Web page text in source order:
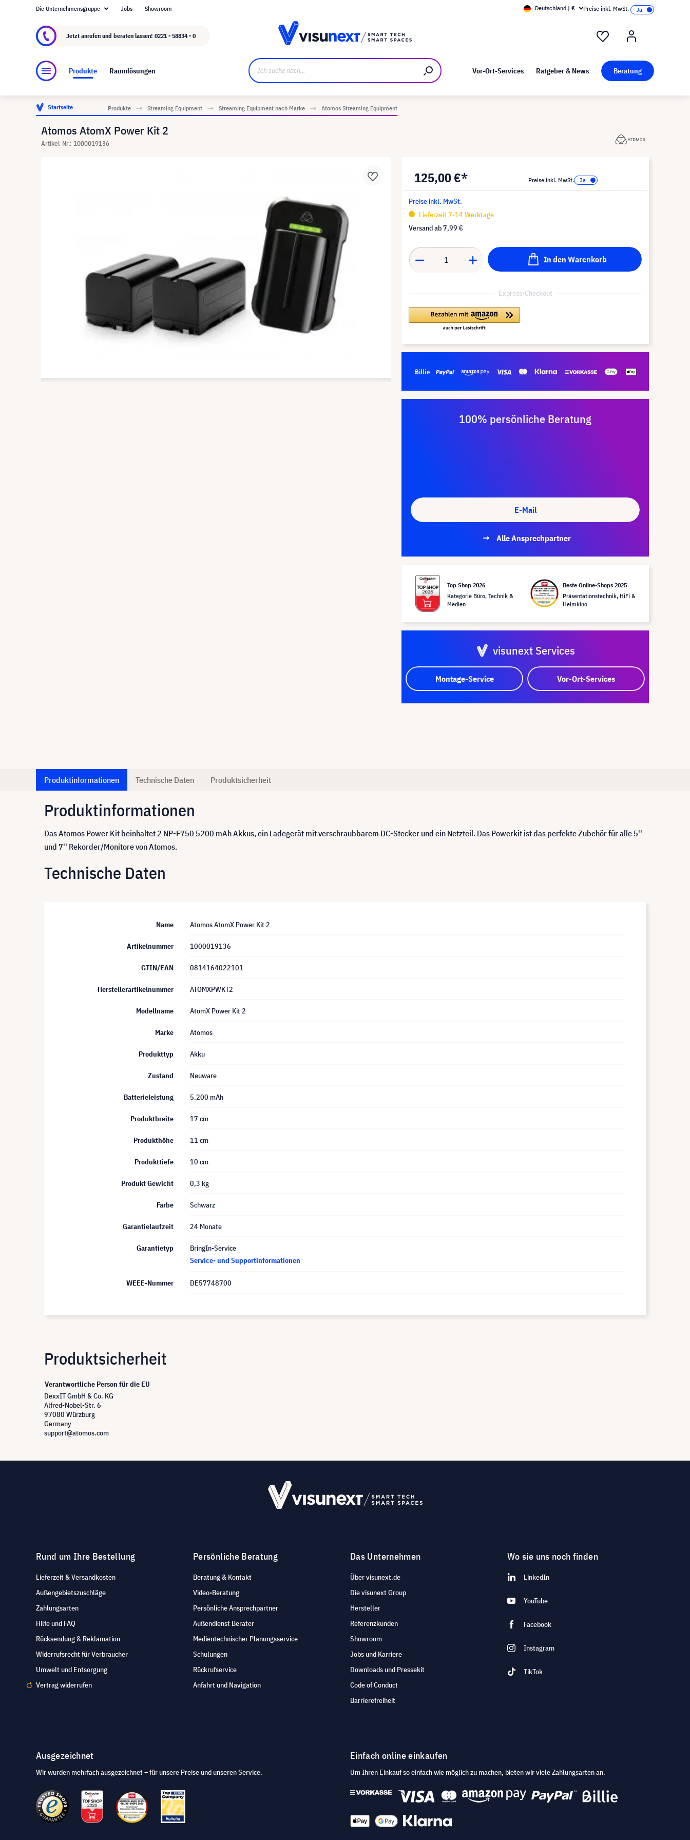
Über visunext.de Kunst bei visunext
Die Unternehmensgruppe Jobs Showroom Deutschland | € Preise inkl. MwSt.
Jetzt anrufen und beraten lassen! 0221 - 58834 - 0
Produkte Raumlösungen Vor-Ort-Services Ratgeber & News Beratung
Startseite Produkte Streaming Equipment Streaming Equipment nach Marke Atomos Streaming Equipment
Atomos AtomX Power Kit 2
Artikel-Nr.: 1000019136
125,00 €* Preise inkl. MwSt.
Preise inkl. MwSt.
Lieferzeit 7-14 Werktage
Versand ab7,99 €
In den Warenkorb
Express-Checkout
100% persönliche Beratung
E-Mail
Alle Ansprechpartner
Top Shop 2026
Kategorie Büro, Technik &
Medien
Beste Online-Shops 2025
Präsentationstechnik, HiFi &
Heimkino
visunext Services
Montage-Service Vor-Ort-Services
Produktinformationen Technische Daten Produktsicherheit
Produktinformationen
Das Atomos Power Kit beinhaltet 2 NP-F750 5200 mAh Akkus, ein Ladegerät mit verschraubbarem DC-Stecker und ein Netzteil. Das Powerkit ist das perfekte Zubehör für alle 5''
und 7'' Rekorder/Monitore von Atomos.
Technische Daten
Name Atomos AtomX Power Kit 2
Artikelnummer 1000019136
GTIN/EAN 0814164022101
Herstellerartikelnummer ATOMXPWKT2
Modellname AtomX Power Kit 2
Marke Atomos
Produkttyp Akku
Zustand Neuware
Batterieleistung 5.200 mAh
Produktbreite 17 cm
Produkthöhe 11 cm
Produkttiefe 10 cm
Produkt Gewicht 0,3 kg
Farbe Schwarz
Garantielaufzeit 24 Monate
Garantietyp
BringIn-Service
Service- und Supportinformationen
WEEE-Nummer DE57748700
Produktsicherheit
Verantwortliche Person für die EU
DexxIT GmbH & Co. KG
Alfred-Nobel-Str. 6
97080 Würzburg
Germany
support@atomos.com
Rund um Ihre Bestellung
Lieferzeit & Versandkosten
Außengebietszuschläge
Zahlungsarten
Hilfe und FAQ
Rücksendung & Reklamation
Widerrufsrecht für Verbraucher
Umwelt und Entsorgung
Vertrag widerrufen
Persönliche Beratung
Beratung & Kontakt
Video-Beratung
Persönliche Ansprechpartner
Außendienst Berater
Medientechnischer Planungsservice
Schulungen
Rückrufservice
Anfahrt und Navigation
Das Unternehmen
Über visunext.de
Die visunext Group
Hersteller
Referenzkunden
Showroom
Jobs und Karriere
Downloads und Pressekit
Code of Conduct
Barrierefreiheit
Wo sie uns noch finden
LinkedIn
YouTube
Facebook
Instagram
TikTok
Ausgezeichnet
Wir wurden mehrfach ausgezeichnet – für unsere Preise und unseren Service.
Einfach online einkaufen
Um Ihren Einkauf so einfach wie möglich zu machen, bieten wir viele Zahlungsarten an.